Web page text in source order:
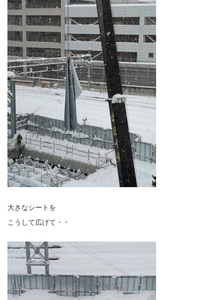
大きなシートを
こうして広げて・・